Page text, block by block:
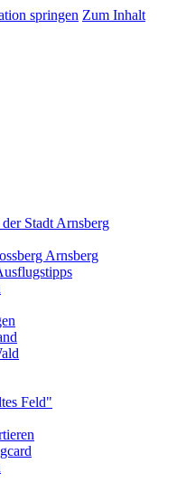
springen Zum Inhalt
Stadt Arnsberg
Arnsberg
Feld"